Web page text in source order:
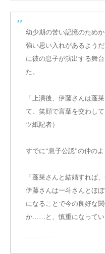
幼少期の苦い記憶のため
強い思い入れがあるよう
に彼の息子が演出する舞
た。
「上演後、伊藤さんは蓬
て、笑顔で言葉を交わし
ツ紙記者）
すでに“息子公認”の仲のよ
「蓬莱さんと結婚すれば
伊藤さんは一斗さんとほ
になることで今の良好な
か……と、慎重になってい